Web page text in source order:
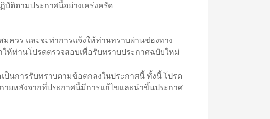
บัติตามประกาศนี้อย่างเคร่งครัด
ควร และจะทำการแจ้งให้ท่านทราบผ่านช่องทาง
ให้ท่านโปรดตรวจสอบเพื่อรับทราบประกาศฉบับใหม่
นการรับทราบตามข้อตกลงในประกาศนี้ ทั้งนี้ โปรด
ยหลังจากที่ประกาศนี้มีการแก้ไขและนำขึ้นประกาศ